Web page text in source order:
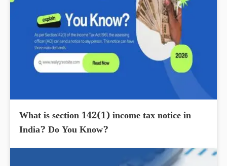
What is section 142(1) income tax notice in
India? Do You Know?